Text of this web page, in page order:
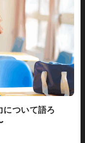
について語ろ